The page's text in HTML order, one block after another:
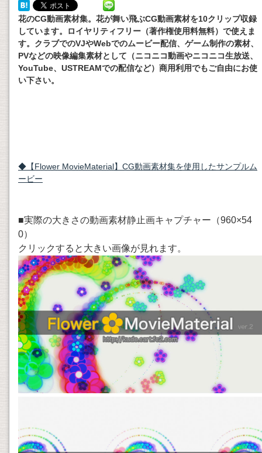
花のCG動画素材集。花が舞い飛ぶCG動画素材を10クリップ収録
しています。ロイヤリティフリー（著作権使用料無料）で使えま
す。クラブでのVJやWebでのムービー配信、ゲーム制作の素材、
PVなどの映像編集素材として（ニコニコ動画やニコニコ生放送、
YouTube、USTREAMでの配信など）商用利用でもご自由にお使
い下さい。
◆【Flower MovieMaterial】CG動画素材集を使用したサンプルム
ービー
■実際の大きさの動画素材静止画キャプチャー（960×54
0）
クリックすると大きい画像が見れます。